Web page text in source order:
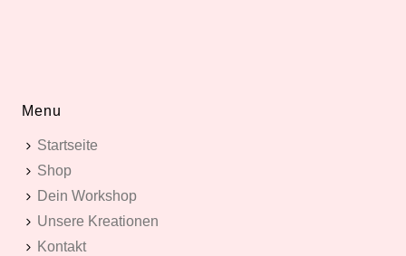
Menu
Startseite
Shop
Dein Workshop
Unsere Kreationen
Kontakt